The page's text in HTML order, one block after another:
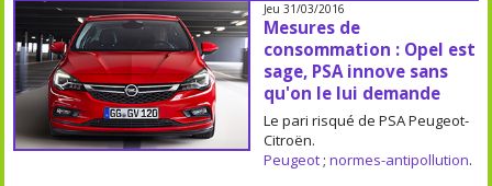
Jeu 31/03/2016
Mesures de
consommation : Opel est
sage, PSA innove sans
qu'on le lui demande
Le pari risqué de PSA Peugeot-
Citroën.
Peugeot; normes-antipollution.